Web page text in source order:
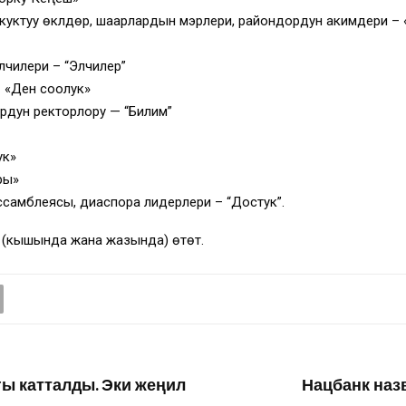
өкүлдөрү, шаарлардын мэрлери, райондордун акимдери –
– “Элчилер”
соолук»
ректорлору — “Билим”
диаспора лидерлери – “Достук”.
(кышында жана жазында) өтөт.
катталды. Эки жеңил Нацбанк